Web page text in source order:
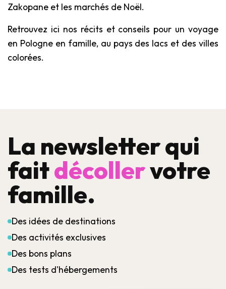
Zakopane et les marchés de Noël.
Retrouvez ici nos récits et conseils pour un voyage
en Pologne en famille, au pays des lacs et des villes
colorées.
La newsletter qui
faitdécollervotre
famille.
Des idées de destinations
Des activités exclusives
Des bons plans
Des tests d'hébergements